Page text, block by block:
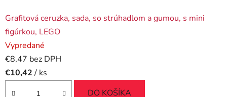
Grafitová ceruzka, sada, so strúhadlom a gumou, s mini
figúrkou, LEGO
Vypredané
€8,47 bez DPH
€10,42 / ks
DO KOŠÍKA